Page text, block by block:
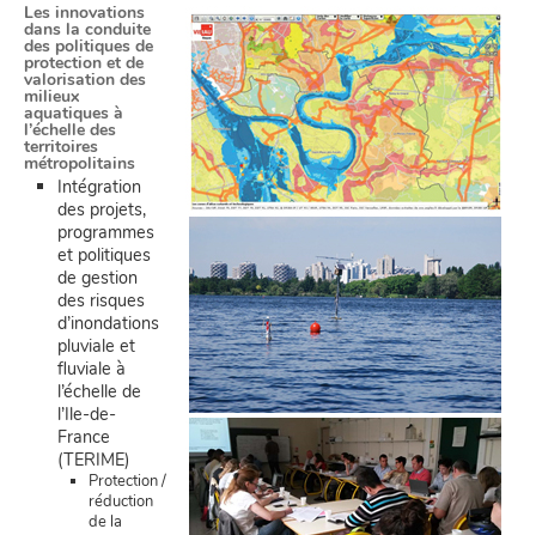
Les innovations
dans la conduite
des politiques de
protection et de
valorisation des
milieux
aquatiques à
l’échelle des
territoires
métropolitains
Intégration
des projets,
programmes
et politiques
de gestion
des risques
d’inondations
pluviale et
fluviale à
l’échelle de
l’Ile-de-
France
(TERIME)
Protection /
réduction
de la